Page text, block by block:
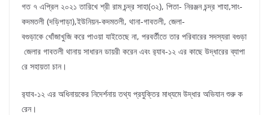
গত ৭ এপ্রিল ২০২১ তারিখে শ্রী রাম চন্দ্র সাহা(৩২), পিতা- নিরঞ্জন চন্দ্র শাহা,সাং-
কদমতলী (দড়িপাড়া),ইউনিয়ন-কদমতলী, থানা-গাবতলী, জেলা-
বগুড়াকে খোঁজাখুজি করে পাওয়া যাইতেছে না, পরবর্তীতে তার পরিবারের সদস্যরা বগুড়া
জেলার গাবতলী থানায় সাধারন ডায়রী করেন এবং র‌্যাব-১২ এর কাছে উদ্ধারের ব্যাপা
রে সহায়তা চান।
র‌্যাব-১২ এর অধিনায়কের নিদের্শনায় তথ্য প্রযুক্তির মাধ্যমে উদ্ধার অভিযান শুরু ক
রেন।